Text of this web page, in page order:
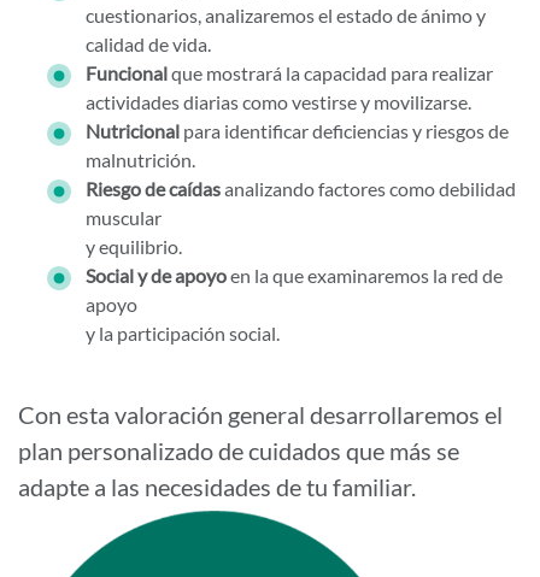
cuestionarios, analizaremos el estado de ánimo y
calidad de vida.
Funcionalque mostrará la capacidad para realizar
actividades diarias como vestirse y movilizarse.
Nutricional para identificar deficiencias y riesgos de
malnutrición.
Riesgo de caídasanalizando factores como debilidad
muscular
y equilibrio.
Social y de apoyoen la que examinaremos la red de
apoyo
y la participación social.
Con esta valoración general desarrollaremos el
plan personalizado de cuidados que más se
adapte a las necesidades de tu familiar.